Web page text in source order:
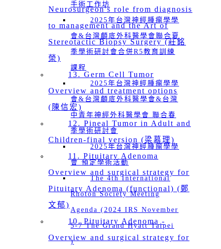
手術工作坊
2025年台灣神經腫瘤學學
會&台灣顱底外科醫學會聯合夏
季學術研討會合併R5教育訓練
課程
2025年台灣神經腫瘤學學
會&台灣顱底外科醫學會&台灣
中青年神經外科醫學會 聯合春
季學術研討會
2025年台灣神經腫瘤學學
會 預定學術活動
The 4th International
Rhoton Society Meeting
Agenda (2024 IRS November
5-7 The Grand Hyatt Taipei
)
Neurosurgeon's role from diagnosis
to management and the Art of
Stereotactic Biopsy Surgery (莊銘
榮)
13. Germ Cell Tumor
Overview and treatment options
(陳信宏)
12. Pineal Tumor in Adult and
Children-final version (梁慕理)
11. Pituitary Adenoma
Overview and surgical strategy for
Pituitary Adenoma (functional) (鄭
文郁)
10. Pituitary Adenoma -
Overview and surgical strategy for